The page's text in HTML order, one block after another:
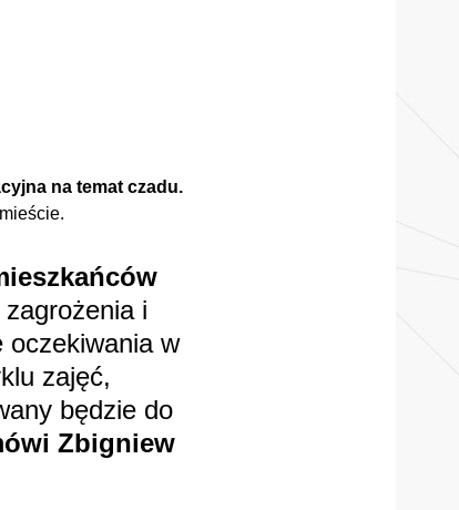
na temat czadu.
i
oczekiwania w
zajęć,
będzie do
Zbigniew